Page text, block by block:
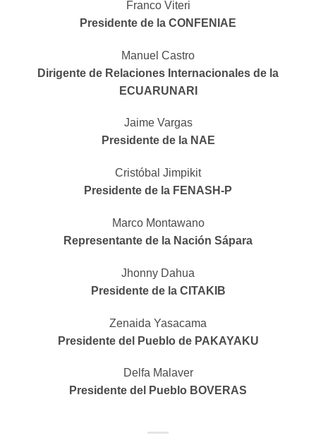
Franco Viteri
Presidente de la CONFENIAE
Manuel Castro
Dirigente de Relaciones Internacionales de la
ECUARUNARI
Jaime Vargas
Presidente de la NAE
Cristóbal Jimpikit
Presidente de la FENASH-P
Marco Montawano
Representante de la Nación Sápara
Jhonny Dahua
Presidente de la CITAKIB
Zenaida Yasacama
Presidente del Pueblo de PAKAYAKU
Delfa Malaver
Presidente del Pueblo BOVERAS